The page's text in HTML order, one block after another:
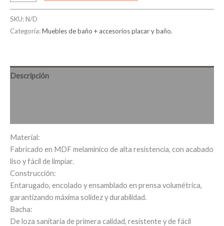
SKU:N/D
Categoría:Muebles de baño + accesorios placar y baño.
Descripción
Material:
Fabricado en MDF melamínico de alta resistencia, con acabado
liso y fácil de limpiar.
Construcción:
Entarugado, encolado y ensamblado en prensa volumétrica,
garantizando máxima solidez y durabilidad.
Bacha:
De loza sanitaria de primera calidad, resistente y de fácil